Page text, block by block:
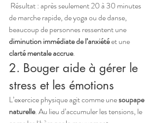
de marche rapide, de yoga ou de danse,
beaucoup de personnes ressentent une
diminution immédiate de l’anxiété et une
clarté mentale accrue.
2. Bouger aide à gérer le
stress et les émotions
L’exercice physique agit comme une soupape
naturelle. Au lieu d’accumuler les tensions, le